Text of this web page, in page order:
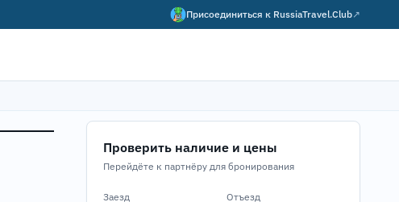
Присоединиться к RussiaTravel.Club↗
Проверить наличие и цены
Перейдёте к партнёру для бронирования
Заезд Отъезд